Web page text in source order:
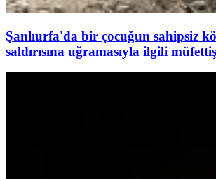
Şanlıurfa'da bir çocuğun sahipsiz
saldırısına uğramasıyla ilgili